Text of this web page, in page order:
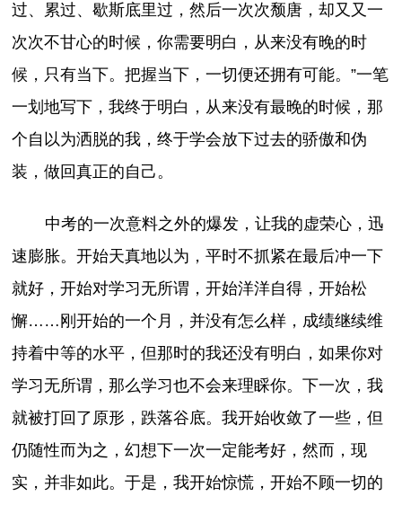
过、累过、歇斯底里过，然后一次次颓唐，却又又一
次次不甘心的时候，你需要明白，从来没有晚的时
候，只有当下。把握当下，一切便还拥有可能。”一笔
一划地写下，我终于明白，从来没有最晚的时候，那
个自以为洒脱的我，终于学会放下过去的骄傲和伪
装，做回真正的自己。
中考的一次意料之外的爆发，让我的虚荣心，迅
速膨胀。开始天真地以为，平时不抓紧在最后冲一下
就好，开始对学习无所谓，开始洋洋自得，开始松
懈……刚开始的一个月，并没有怎么样，成绩继续维
持着中等的水平，但那时的我还没有明白，如果你对
学习无所谓，那么学习也不会来理睬你。下一次，我
就被打回了原形，跌落谷底。我开始收敛了一些，但
仍随性而为之，幻想下一次一定能考好，然而，现
实，并非如此。于是，我开始惊慌，开始不顾一切的